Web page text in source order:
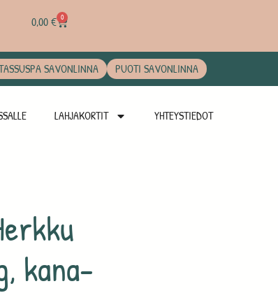
0,00€ 0
SAVONLINNA PUOTI SAVONLINNA
LAHJAKORTIT YHTEYSTIEDOT
kana-